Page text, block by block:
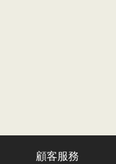
顧客服務